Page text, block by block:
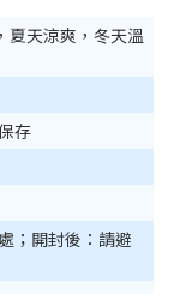
夏天涼爽，冬天溫
存
；開封後：請避